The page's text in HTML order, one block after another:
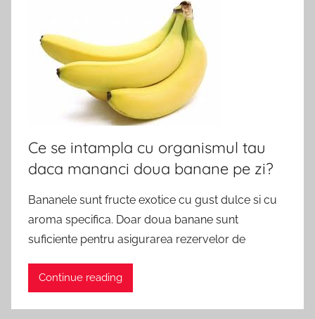
Ce se intampla cu organismul tau
daca mananci doua banane pe zi?
Bananele sunt fructe exotice cu gust dulce si cu
aroma specifica. Doar doua banane sunt
suficiente pentru asigurarea rezervelor de
Continue reading